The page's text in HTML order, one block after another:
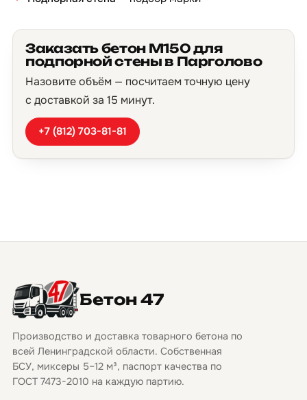
Заказать бетон М150 для
подпорной стены в Парголово
Назовите объём — посчитаем точную цену
с доставкой за 15 минут.
+7 (812) 703-81-81
Бетон 47
Производство и доставка товарного бетона по
всей Ленинградской области. Собственная
БСУ, миксеры 5–12 м³, паспорт качества по
ГОСТ 7473-2010 на каждую партию.